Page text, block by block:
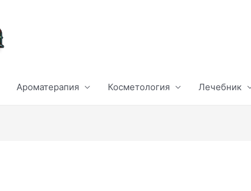
Ароматерапия Косметология Лечебник